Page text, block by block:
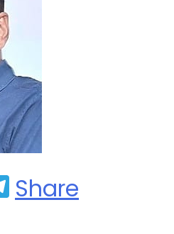
Telegram
Share